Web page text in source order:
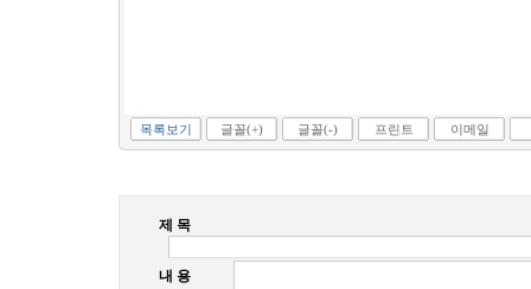
목록보기 글꼴(+) 글꼴(-) 프린트 이메일
제 목
내 용